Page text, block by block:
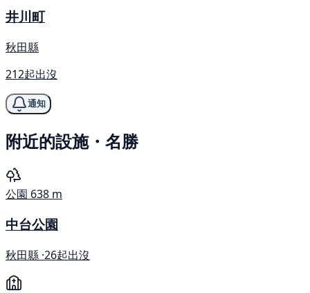
井川町
秋田縣
212起出沒
通知
附近的設施・名勝
公園 638 m
中台公園
秋田縣 ·26起出沒